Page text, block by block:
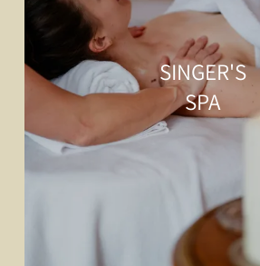
SINGER'S
SPA